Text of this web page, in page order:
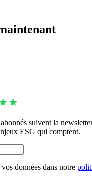
suivent la
ESG qui comptent.
données dans notre